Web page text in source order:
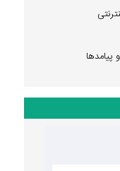
پیامدها